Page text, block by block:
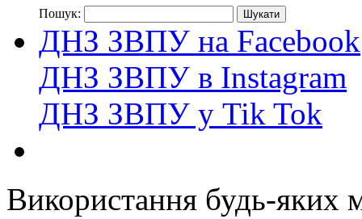
Пошук:
ДНЗ ЗВПУ на Facebook
ДНЗ ЗВПУ в Instagram
ДНЗ ЗВПУ у Tik Tok
Використання будь-яких